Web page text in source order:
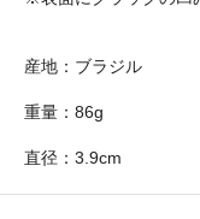
産地：ブラジル
重量：86g
直径：3.9cm